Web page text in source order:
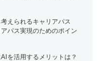
えられるキャリアパス
パス実現のためのポイン
を活用するメリットは？